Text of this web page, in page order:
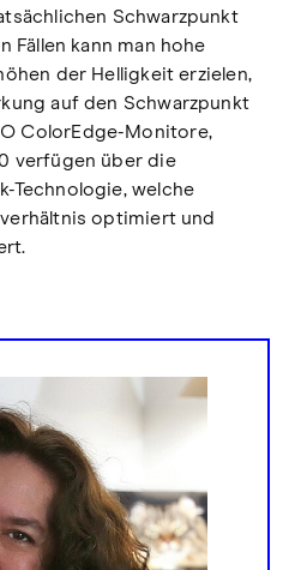
Schwarzpunkt
Fällen kann man hohe
der Helligkeit erzielen,
auf den Schwarzpunkt
ColorEdge-Monitore,
verfügen über die
Technologie, welche
optimiert und